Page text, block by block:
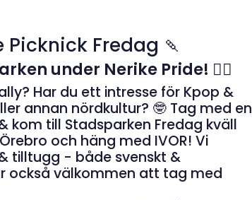
Picknick Fredag 🍡
under Nerike Pride! 🏳️‍🌈
Har du ett intresse för Kpop &
annan nördkultur? 🤓 Tag med en
kom till Stadsparken Fredag kväll
och häng med IVOR! Vi
tilltugg - både svenskt &
också välkommen att tag med